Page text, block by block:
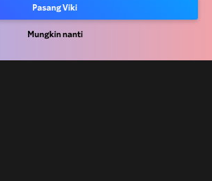
Pasang Viki
Mungkin nanti